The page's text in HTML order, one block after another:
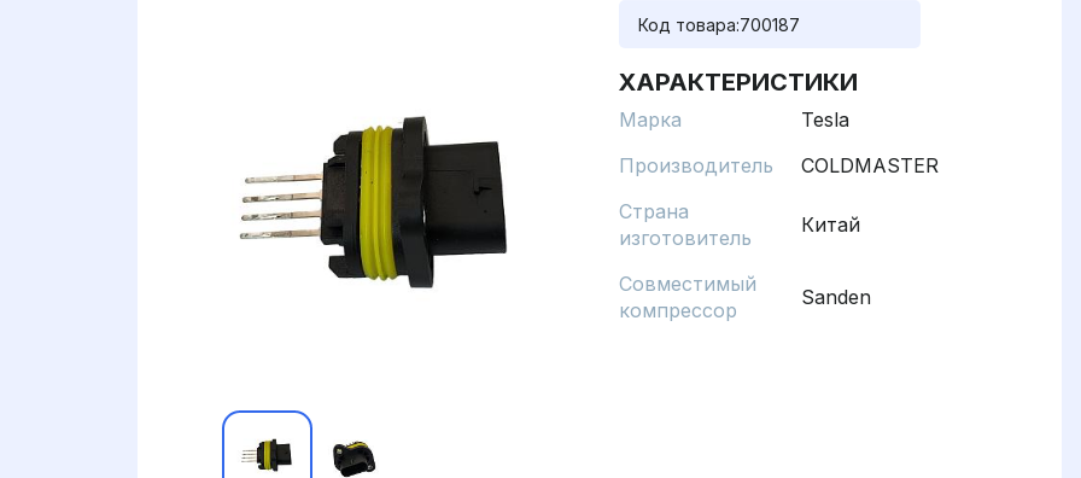
Код товара:700187
ХАРАКТЕРИСТИКИ
Марка
Tesla
Производитель
COLDMASTER
Страна
изготовитель
Китай
Совместимый
компрессор
Sanden